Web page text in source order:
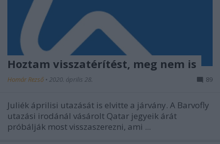
Hoztam visszatérítést, meg nem is
Homár Rezső • 2020. április 28. 89
Juliék áprilisi utazását is elvitte a járvány. A Barvofly
utazási irodánál vásárolt Qatar jegyeik árát
próbálják most visszaszerezni, ami ...